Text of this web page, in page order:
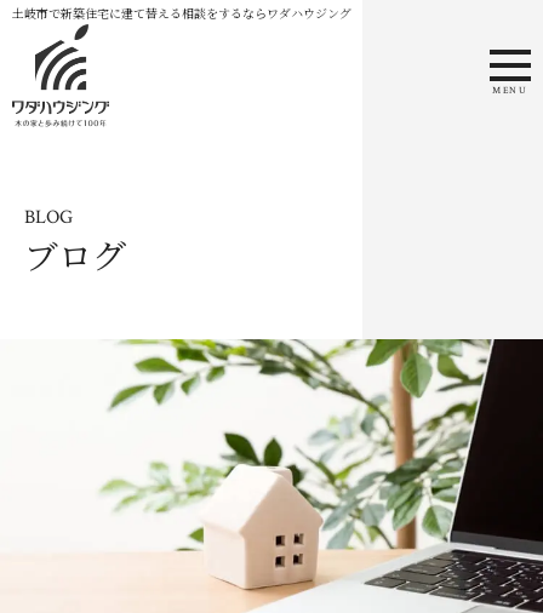
土岐市で新築住宅に建て替える相談をするならワダハウジング
MENU
BLOG
ブログ